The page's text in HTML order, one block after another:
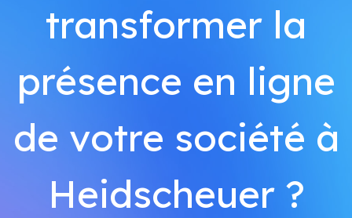
transformer la
présence en ligne
de votre société à
Heidscheuer ?